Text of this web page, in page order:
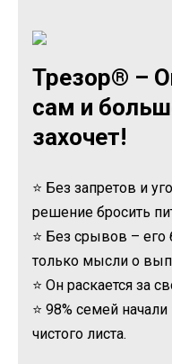
Трезор® –
сам и
захочет!
⭐ Без запретов и
решение бросить
⭐ Без срывов – его
только мысли о
⭐ Он раскается за
⭐ 98% семей
чистого листа.